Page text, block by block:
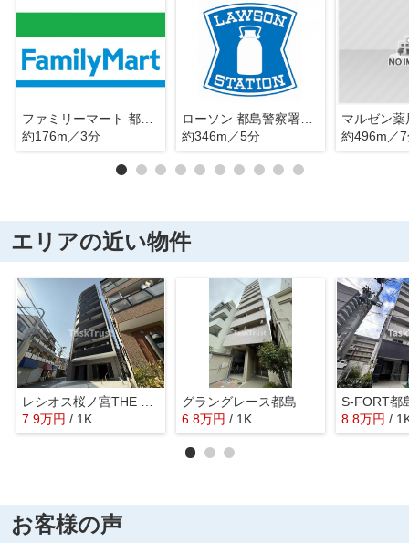
ファミリーマート 都島本通三丁目店
約176m／3分
ローソン 都島警察署前店
約346m／5分
約496m／
エリアの近い物件
レシオス桜ノ宮THE First
7.9万円 / 1K
グラングレース都島
6.8万円 / 1K
S-FORT都
8.8万円 /
お客様の声